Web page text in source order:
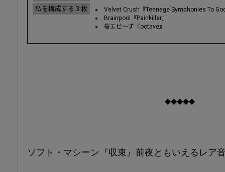
私を構成する３枚
Velvet Crush『Teenage Symphonies To
Brainpool『Painkiller』
桜エビ～ず『octave』
◆◆◆◆◆
ソフト・マシーン『収束』前夜ともいえるレア